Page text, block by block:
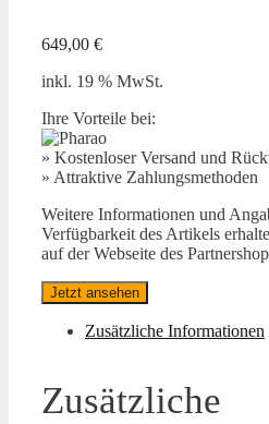
649,00 €
inkl. 19 % MwSt.
Ihre Vorteile bei:
» Kostenloser Versand und
» Attraktive Zahlungsmethoden
Weitere Informationen und
Verfügbarkeit des Artikels
auf der Webseite des
Jetzt ansehen
Zusätzliche Informationen
Zusätzliche